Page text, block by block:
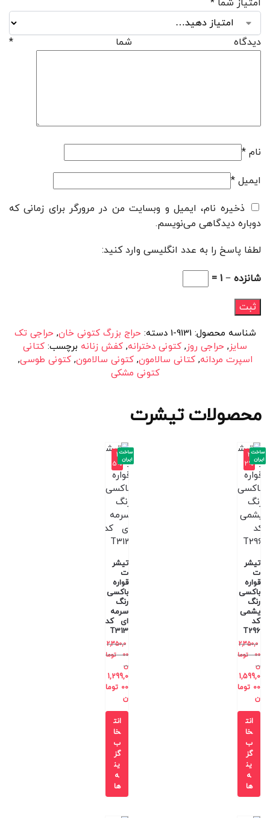
امتیاز شما *
دیدگاه شما *
نام *
ایمیل *
ذخیره نام، ایمیل و وبسایت من در مرورگر برای زمانی که
دوباره دیدگاهی می‌نویسم.
لطفا پاسخ را به عدد انگلیسی وارد کنید:
شانزده − 1 =
شناسه محصول:9131-1 دسته: حراج بزرگ کتونی خان, حراجی تک
سایز, حراجی روز, کتونی دخترانه, کفش زنانه برچسب: کتانی
اسپرت مردانه,کتانی سالامون,کتونی سالامون,کتونی طوسی,
کتونی مشکی
محصولات تیشرت
-3
2%
تیشر
ت
قواره
باکسی
رنگ
یشمی
کد
T296
2,350,0
00
توما
ن
1,599,0
00 توما
ن
ساخت
ایران
انت
خا
ب
گز
ین
ه
ها
-4
5%
تیشر
ت
قواره
باکسی
رنگ
سرمه
ای کد
T313
2,350,0
00
توما
ن
1,299,0
00 توما
ن
ساخت
ایران
انت
خا
ب
گز
ین
ه
ها